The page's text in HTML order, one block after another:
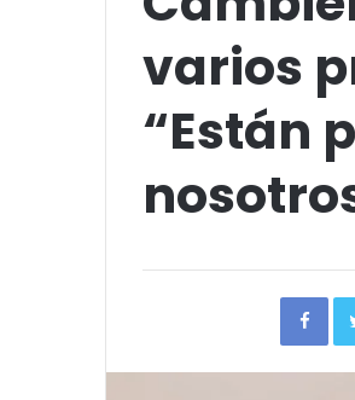
varios
“Están